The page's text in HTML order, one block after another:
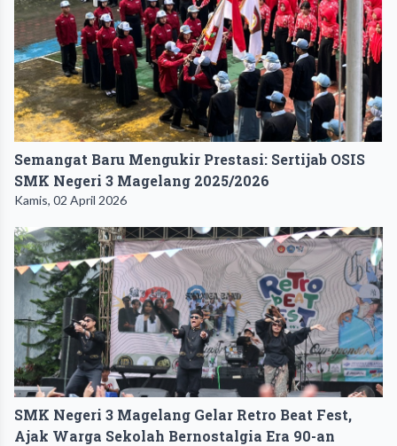
Semangat Baru Mengukir Prestasi: Sertijab OSIS
SMK Negeri 3 Magelang 2025/2026
Kamis, 02 April 2026
SMK Negeri 3 Magelang Gelar Retro Beat Fest,
Ajak Warga Sekolah Bernostalgia Era 90-an